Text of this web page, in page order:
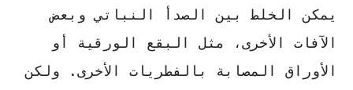
يمكن الخلط بين الصدأ النباتي وبعض
الآفات الأخرى، مثل البقع الورقية أو
الأوراق المصابة بالفطريات الأخرى. ولكن